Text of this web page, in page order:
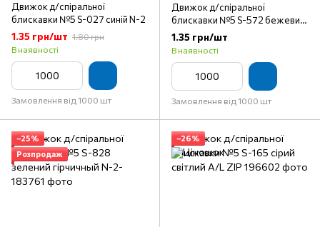
Движок д/спіральної
блискавки №5 S-027 синій N-2
1.35 грн/шт 1.80 грн
В наявності
Замовлення від 1000 шт
Движок д/спіральної
блискавки №5 S-572 бежевий
брудний N/L ZIP
1.35 грн/шт
В наявності
Замовлення від 1000 шт
−25%
Розпродаж
−26%